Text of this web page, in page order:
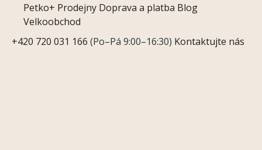
Petko+ Prodejny Doprava a platba Blog
Velkoobchod
+420 720 031 166 (Po–Pá 9:00–16:30) Kontaktujte nás